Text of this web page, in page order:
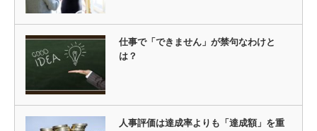
仕事で「できません」が禁句なわけと
は？
人事評価は達成率よりも「達成額」を重